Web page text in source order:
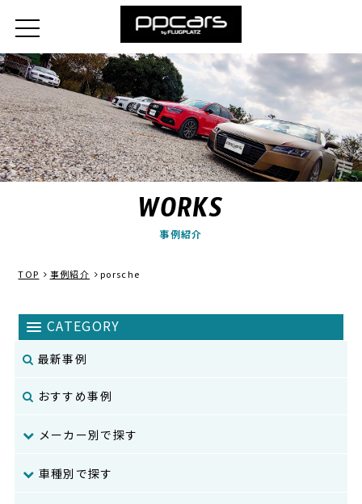
WORKS
事例紹介
TOP 事例紹介 porsche
最新事例
おすすめ事例
メーカー別で探す
車種別で探す